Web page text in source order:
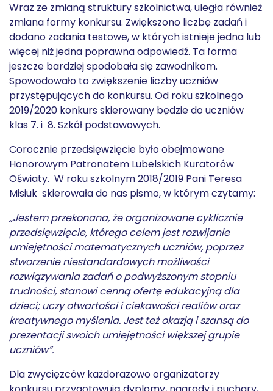
Wraz ze zmianą struktury szkolnictwa, uległa również
zmiana formy konkursu. Zwiększono liczbę zadań i
dodano zadania testowe, w których istnieje jedna lub
więcej niż jedna poprawna odpowiedź. Ta forma
jeszcze bardziej spodobała się zawodnikom.
Spowodowało to zwiększenie liczby uczniów
przystępujących do konkursu. Od roku szkolnego
2019/2020 konkurs skierowany będzie do uczniów
klas 7. i 8. Szkół podstawowych.
Corocznie przedsięwzięcie było obejmowane
Honorowym Patronatem Lubelskich Kuratorów
Oświaty. W roku szkolnym 2018/2019 Pani Teresa
Misiuk skierowała do nas pismo, w którym czytamy:
„Jestem przekonana, że organizowane cyklicznie
przedsięwzięcie, którego celem jest rozwijanie
umiejętności matematycznych uczniów, poprzez
stworzenie niestandardowych możliwości
rozwiązywania zadań o podwyższonym stopniu
trudności, stanowi cenną ofertę edukacyjną dla
dzieci; uczy otwartości i ciekawości realiów oraz
kreatywnego myślenia. Jest też okazją i szansą do
prezentacji swoich umiejętności większej grupie
uczniów”.
Dla zwycięzców każdorazowo organizatorzy